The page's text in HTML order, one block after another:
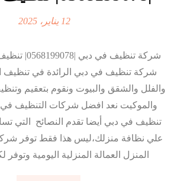
12 يناير، 2025
شركة تنظيف في
شركة تنظيف في دبي الرائدة في تنظيف
والفلل والشقق والبيوت ونقوم بتعقيم
والموكيت نعد افضل شركات التنظيف في
تنظيف في دبي أيضا تقدم النصائح التي
علي نظافة منزلك،ليس هذا فقط توفر
المنزل العمالة المنزلية اليومية